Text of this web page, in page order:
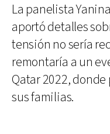
La panelista
aportó detalles
tensión no sería
remontaría a un
Qatar 2022,
sus familias.